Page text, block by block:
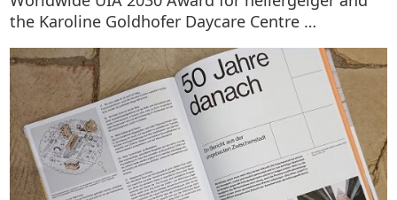
the Karoline Goldhofer Daycare Centre …